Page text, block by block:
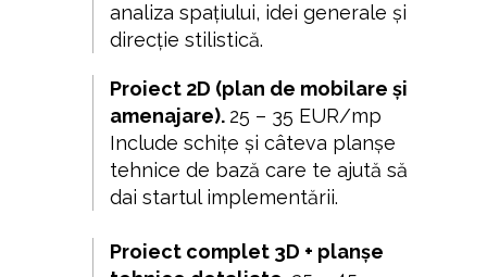
analiza spațiului, idei generale și
direcție stilistică.
Proiect 2D (plan de mobilare și
amenajare). 25 – 35 EUR/mp
Include schițe și câteva planșe
tehnice de bază care te ajută să
dai startul implementării.
Proiect complet 3D + planșe